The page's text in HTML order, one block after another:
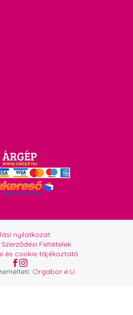
Orgabor e.U.
nyilatkozat
Feltételek
és cookie tájékoztató